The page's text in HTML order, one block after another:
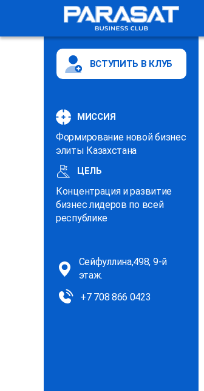
ВСТУПИТЬ В КЛУБ
МИССИЯ
Формирование новой бизнес
элиты Казахстана
ЦЕЛЬ
Концентрация и развитие
бизнес лидеров по всей
республике
Сейфуллина,498, 9-й
этаж.
+7 708 866 0423